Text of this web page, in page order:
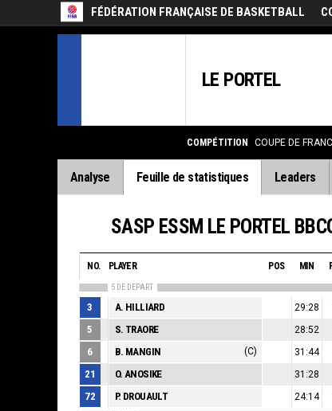
FÉDÉRATION FRANÇAISE DE BASKETBALL
LE PORTEL
COMPÉTITION COUPE DE
Analyse Feuille de statistiques Leaders
SASP ESSM LE PORTEL
NO. PLAYER POS MIN
5 DE DEPART
3 A. HILLIARD 29:28
5 S. TRAORE 28:52
6 B. MANGIN (C) 31:44
21 O. ANOSIKE 31:28
72 P. DROUAULT 24:14